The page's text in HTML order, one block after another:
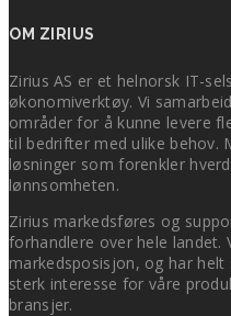
OM ZIRIUS
Zirius AS er et helnorsk IT-
økonomiverktøy. Vi
områder for å kunne levere
til bedrifter med ulike behov.
løsninger som forenkler
lønnsomheten.
Zirius markedsføres og
forhandlere over hele landet.
markedsposisjon, og har
sterk interesse for våre
bransjer.